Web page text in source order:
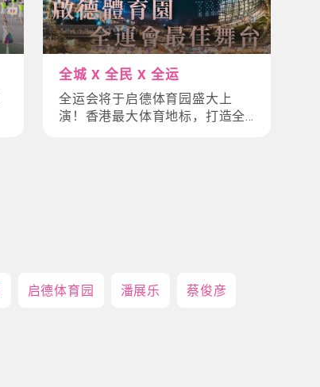
全城 X 全民 X 全运
全运会将于启德体育园盛大上
演！香港最大体育地标，打造全
启德体育园 潘展乐 蔡俊彦